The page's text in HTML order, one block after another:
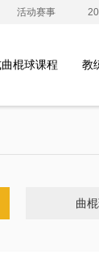
活动赛事
棍球课程 教
曲